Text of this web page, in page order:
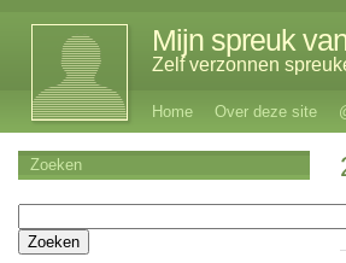
Mijn spreuk
Zelf verzonnen
Home Over deze site
Zoeken